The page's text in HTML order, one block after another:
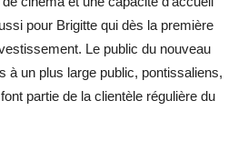
pour Brigitte qui dès la première
Le public du nouveau
à un plus large public, pontissaliens,
partie de la clientèle régulière du